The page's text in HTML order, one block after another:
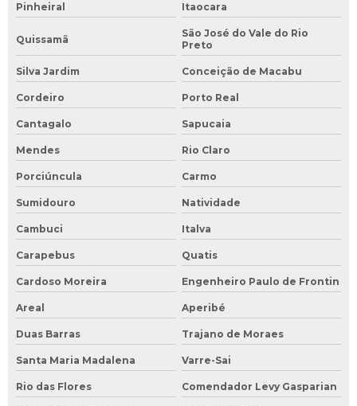
Pinheiral Itaocara
Quissamã
São José do Vale do Rio
Preto
Silva Jardim Conceição de Macabu
Cordeiro Porto Real
Cantagalo Sapucaia
Mendes Rio Claro
Porciúncula Carmo
Sumidouro Natividade
Cambuci Italva
Carapebus Quatis
Cardoso Moreira Engenheiro Paulo de Frontin
Areal Aperibé
Duas Barras Trajano de Moraes
Santa Maria Madalena Varre-Sai
Rio das Flores Comendador Levy Gasparian